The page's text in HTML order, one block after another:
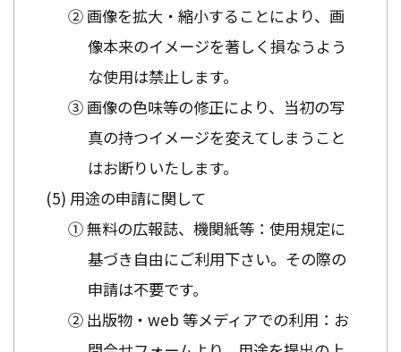
② 画像を拡大・縮小することにより、画
像本来のイメージを著しく損なうよう
な使用は禁止します。
③ 画像の色味等の修正により、当初の写
真の持つイメージを変えてしまうこと
はお断りいたします。
用途の申請に関して
① 無料の広報誌、機関紙等：使用規定に
基づき自由にご利用下さい。その際の
申請は不要です。
② 出版物・web 等メディアでの利用：お